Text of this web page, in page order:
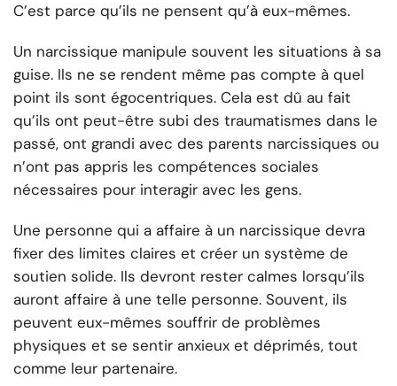
C’est parce qu’ils ne pensent qu’à eux-mêmes.
Un narcissique manipule souvent les situations à sa
guise. Ils ne se rendent même pas compte à quel
point ils sont égocentriques. Cela est dû au fait
qu’ils ont peut-être subi des traumatismes dans le
passé, ont grandi avec des parents narcissiques ou
n’ont pas appris les compétences sociales
nécessaires pour interagir avec les gens.
Une personne qui a affaire à un narcissique devra
fixer des limites claires et créer un système de
soutien solide. Ils devront rester calmes lorsqu’ils
auront affaire à une telle personne. Souvent, ils
peuvent eux-mêmes souffrir de problèmes
physiques et se sentir anxieux et déprimés, tout
comme leur partenaire.